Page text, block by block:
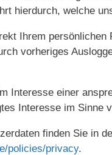
hierdurch, welche
Ihrem
vorheriges
Interesse einer
Interesse im Sinne
finden Sie in
policies/privacy.